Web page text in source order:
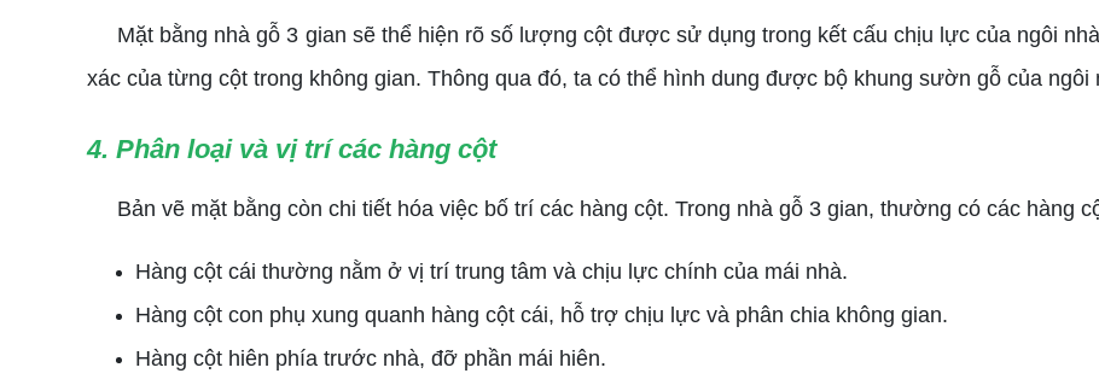
Mặt bằng nhà gỗ 3 gian sẽ thể hiện rõ số lượng cột được sử dụng trong kết cấu chịu lực của ngôi
xác của từng cột trong không gian. Thông qua đó, ta có thể hình dung được bộ khung sườn gỗ của ngôi
4. Phân loại và vị trí các hàng cột
Bản vẽ mặt bằng còn chi tiết hóa việc bố trí các hàng cột. Trong nhà gỗ 3 gian, thường có các hàng
Hàng cột cái thường nằm ở vị trí trung tâm và chịu lực chính của mái nhà.
Hàng cột con phụ xung quanh hàng cột cái, hỗ trợ chịu lực và phân chia không gian.
Hàng cột hiên phía trước nhà, đỡ phần mái hiên.